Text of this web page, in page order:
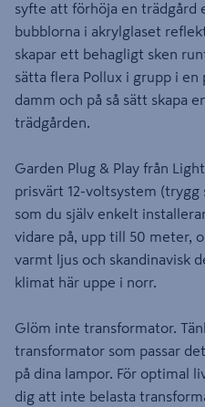
syfte att förhöja en trädgård
bubblorna i akrylglaset
skapar ett behagligt sken
sätta flera Pollux i grupp i
damm och på så sätt skapa
trädgården.
Garden Plug & Play från
prisvärt 12-voltsystem (trygg
som du själv enkelt
vidare på, upp till 50 meter,
varmt ljus och skandinavisk
klimat här uppe i norr.
Glöm inte transformator.
transformator som passar
på dina lampor. För optimal
dig att inte belasta